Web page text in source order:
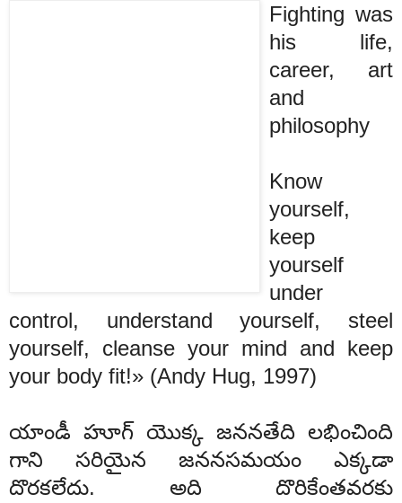
Fighting was
his life,
career, art
and
philosophy
Know
yourself,
keep
yourself
under
control, understand yourself, steel
yourself, cleanse your mind and keep
your body fit!» (Andy Hug, 1997)
యాండీ హూగ్ యొక్క జననతేది లభించింది
గాని సరియైన జననసమయం ఎక్కడా
దొరకలేదు. అది దొరికేంతవరకు